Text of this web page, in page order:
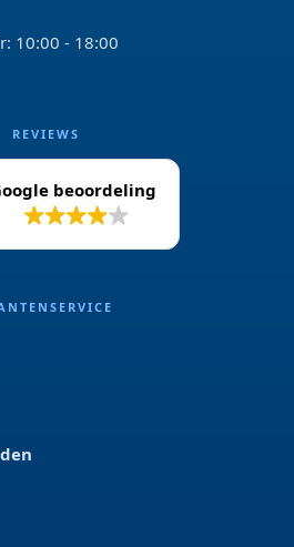
10:00 - 18:00
REVIEWS
beoordeling